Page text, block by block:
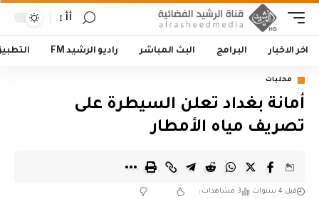
أأ
اخر الاخبار البرامج البث المباشر راديو الرشيد FM
محليات
أمانة بغداد تعلن السيطرة على
تصريف مياه الأمطار
قبل 4 سنوات 3 مشاهدات